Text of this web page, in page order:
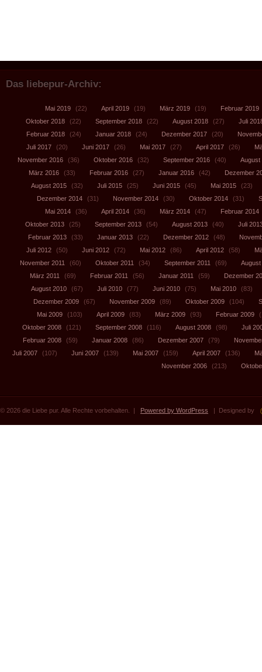
Das liebepur-Archiv:
Mai 2019 (22) April 2019 (19) März 2019 (19) Februar 2019
Oktober 2018
(22) September 2018 (22) August 2018 (27)
Juli
Februar 2018
(24) Januar 2018 (24) Dezember 2017 (20)
Juli 2017
(20) Juni 2017 (26) Mai 2017 (27) April 2017 (26)
November 2016
(36) Oktober 2016 (32) September 2016 (40)
August
März 2016
(33) Februar 2016 (27) Januar 2016 (42)
Dezember
August 2015
(32) Juli 2015 (25) Juni 2015 (45) Mai 2015
(23)
Dezember 2014
(31) November 2014 (30) Oktober 2014 (31)
Mai 2014
(36) April 2014 (36) März 2014 (47) Februar 2014
Oktober 2013
(25) September 2013 (54) August 2013 (40)
Juli
Februar 2013
(33) Januar 2013 (22) Dezember 2012 (48)
Juli 2012
(50) Juni 2012 (72) Mai 2012 (86) April 2012 (58)
November 2011
(60) Oktober 2011 (34) September 2011 (69)
August
März 2011
(69) Februar 2011 (56) Januar 2011 (59)
Dezember
August 2010
(67) Juli 2010 (77) Juni 2010 (75) Mai 2010
(83)
Dezember 2009
(67) November 2009 (89) Oktober 2009 (104)
Mai 2009
(103) April 2009 (83) März 2009 (93) Februar 2009
Oktober 2008
(121) September 2008 (116) August 2008 (98)
Juli
Februar 2008
(59) Januar 2008 (86) Dezember 2007 (79)
Juli 2007
(107) Juni 2007 (139) Mai 2007 (159) April 2007 (136)
November 2006
(213)
© 2026 die Liebe pur. Alle Rechte vorbehalten. | Powered by WordPress | Designed by